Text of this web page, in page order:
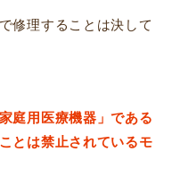
修理することは決して
庭用医療機器」である
とは禁止されているモ